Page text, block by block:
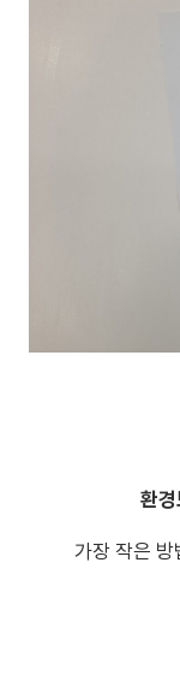
환
가장 작은 방